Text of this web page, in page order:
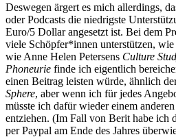
Deswegen ärgert es mich allerdings,
oder Podcasts die niedrigste
Euro/5 Dollar angesetzt ist. Bei dem
viele Schöpfer*innen unterstützen,
wie Anne Helen Petersens Culture
Phoneurie finde ich eigentlich
einen Beitrag leisten würde, ähnlich
Sphere, aber wenn ich für jedes
müsste ich dafür wieder einem
entziehen. (Im Fall von Berit habe ich
per Paypal am Ende des Jahres